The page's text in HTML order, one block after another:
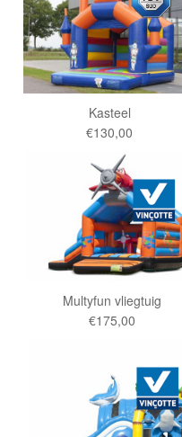
Kasteel
€130,00
Multyfun vliegtuig
€175,00